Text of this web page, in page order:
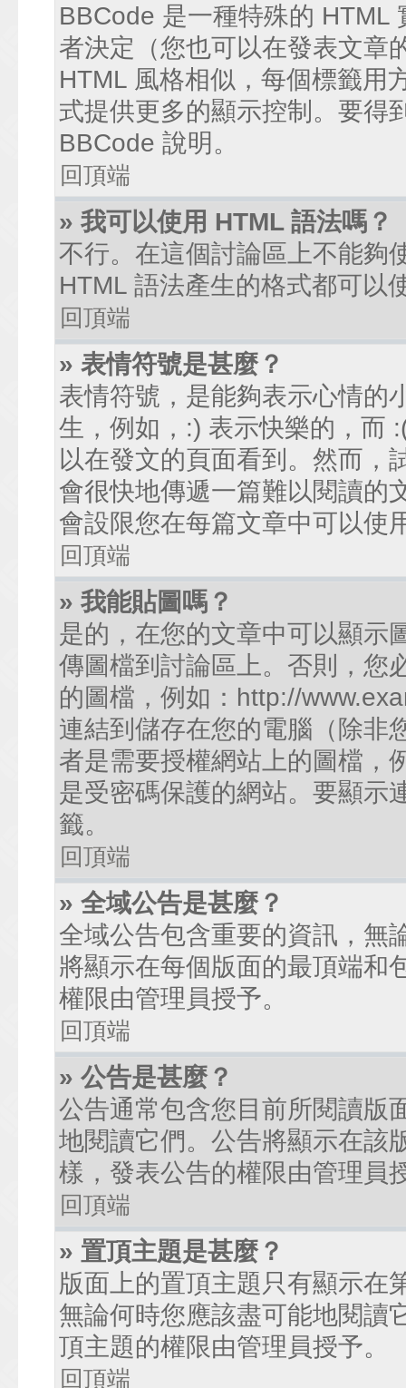
BBCode 是一種特殊的 HTML
者決定（您也可以在發表文章
HTML 風格相似，每個標籤用
式提供更多的顯示控制。要得
BBCode 說明。
回頂端
» 我可以使用 HTML 語法嗎？
不行。在這個討論區上不能夠
HTML 語法產生的格式都可以
回頂端
» 表情符號是甚麼？
表情符號，是能夠表示心情的
生，例如，:) 表示快樂的，而
以在發文的頁面看到。然而，
會很快地傳遞一篇難以閱讀的
會設限您在每篇文章中可以使
回頂端
» 我能貼圖嗎？
是的，在您的文章中可以顯示
傳圖檔到討論區上。否則，您
的圖檔，例如：http://
連結到儲存在您的電腦（除非
者是需要授權網站上的圖檔，
是受密碼保護的網站。要顯示
籤。
回頂端
» 全域公告是甚麼？
全域公告包含重要的資訊，無
將顯示在每個版面的最頂端和
權限由管理員授予。
回頂端
» 公告是甚麼？
公告通常包含您目前所閱讀版
地閱讀它們。公告將顯示在該
樣，發表公告的權限由管理員
回頂端
» 置頂主題是甚麼？
版面上的置頂主題只有顯示在
無論何時您應該盡可能地閱讀
頂主題的權限由管理員授予。
回頂端